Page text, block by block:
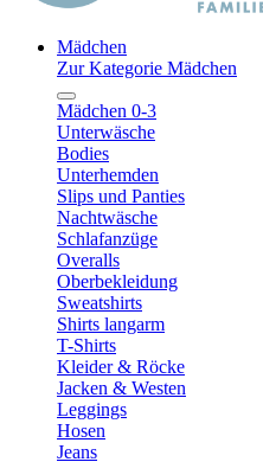
Mädchen
Zur Kategorie Mädchen
Mädchen 0-3
Unterwäsche
Bodies
Unterhemden
Slips und Panties
Nachtwäsche
Schlafanzüge
Overalls
Oberbekleidung
Sweatshirts
Shirts langarm
T-Shirts
Kleider & Röcke
Jacken & Westen
Leggings
Hosen
Jeans